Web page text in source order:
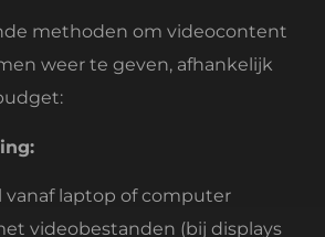
methoden om videocontent
weer te geven, afhankelijk
vanaf laptop of computer
videobestanden (bij displays